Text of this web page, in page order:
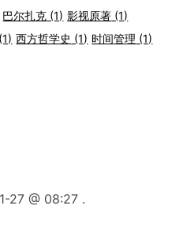
巴尔扎克 (1) 影视原著 (1)
(1) 西方哲学史 (1) 时间管理 (1)
27 @ 08:27 .